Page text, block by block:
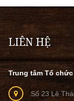
LIÊN HỆ
Trung tâm Tổ
Số 23 Lê